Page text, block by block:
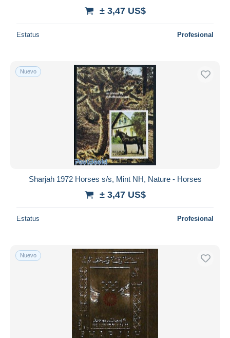
± 3,47 US$
Estatus Profesional
Nuevo
Sharjah 1972 Horses s/s, Mint NH, Nature - Horses
± 3,47 US$
Estatus Profesional
Nuevo